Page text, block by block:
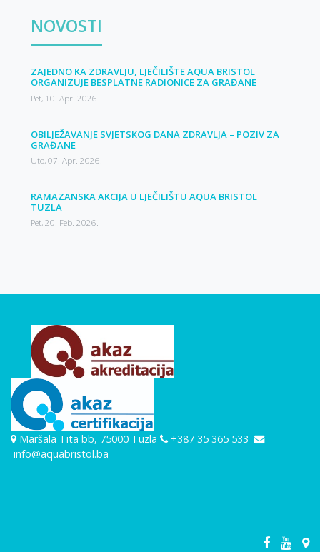
NOVOSTI
ZAJEDNO KA ZDRAVLJU, LJEČILIŠTE AQUA BRISTOL
ORGANIZUJE BESPLATNE RADIONICE ZA GRAĐANE
Pet, 10. Apr. 2026.
OBILJEŽAVANJE SVJETSKOG DANA ZDRAVLJA – POZIV ZA
GRAĐANE
Uto, 07. Apr. 2026.
RAMAZANSKA AKCIJA U LJEČILIŠTU AQUA BRISTOL
TUZLA
Pet, 20. Feb. 2026.
Maršala Tita bb, 75000 Tuzla
+387 35 365 533
info@aquabristol.ba